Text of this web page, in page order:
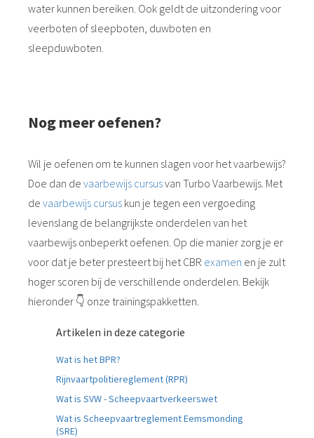
water kunnen bereiken. Ook geldt de uitzondering voor
veerboten of sleepboten, duwboten en
sleepduwboten.
Nog meer oefenen?
Wil je oefenen om te kunnen slagen voor het vaarbewijs?
Doe dan de vaarbewijs cursusvan Turbo Vaarbewijs. Met
de vaarbewijs cursus kun je tegen een vergoeding
levenslang de belangrijkste onderdelen van het
vaarbewijs onbeperkt oefenen. Op die manier zorg je er
voor dat je beter presteert bij het CBR examen en je zult
hoger scoren bij de verschillende onderdelen. Bekijk
hieronder 👇 onze trainingspakketten.
Artikelen in deze categorie
Wat is het BPR?
Rijnvaartpolitiereglement (RPR)
Wat is SVW - Scheepvaartverkeerswet
Wat is Scheepvaartreglement Eemsmonding
(SRE)